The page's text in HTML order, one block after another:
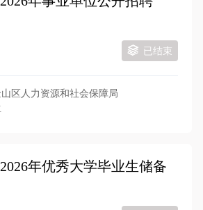
已结束
区人力资源和社会保障局
年优秀大学毕业生储备